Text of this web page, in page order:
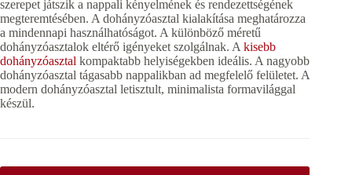
szerepet játszik a nappali kényelmének és rendezettségének
megteremtésében. A dohányzóasztal kialakítása meghatározza
a mindennapi használhatóságot. A különböző méretű
dohányzóasztalok eltérő igényeket szolgálnak. A kisebb
dohányzóasztal kompaktabb helyiségekben ideális. A nagyobb
dohányzóasztal tágasabb nappalikban ad megfelelő felületet. A
modern dohányzóasztal letisztult, minimalista formavilággal
készül.